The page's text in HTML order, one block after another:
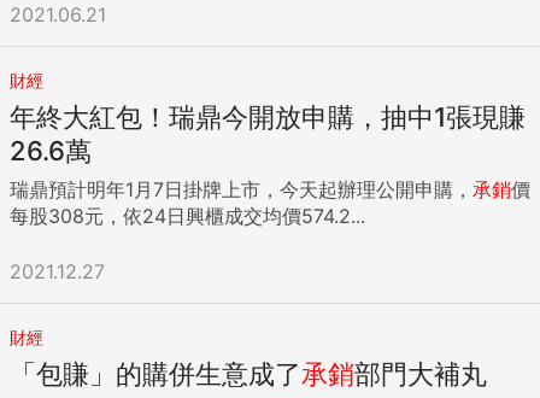
2021.06.21
財經
年終大紅包！瑞鼎今開放申購，抽中1張現賺
26.6萬
瑞鼎預計明年1月7日掛牌上市，今天起辦理公開申購， 承銷價
每股308元，依24日興櫃成交均價574.2...
2021.12.27
財經
「包賺」的購併生意成了承銷部門大補丸